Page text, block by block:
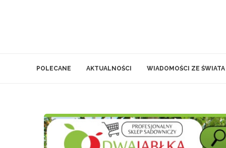
POLECANE AKTUALNOŚCI WIADOMOŚCI ZE ŚWIATA